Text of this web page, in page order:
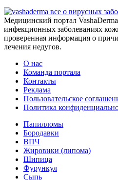
все о вирусных
Медицинский портал
инфекционных заболеваниях
проверенная информация о
лечения недугов.
О нас
Команда портала
Контакты
Реклама
Пользовательское
Политика
Папилломы
Бородавки
ВПЧ
Жировики (липома)
Шипица
Фурункул
Сыпь